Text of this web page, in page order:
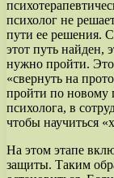
психолог не
пути ее решения.
этот путь найден,
нужно пройти. Это
«свернуть на
пройти по новому
психолога, в
чтобы научиться
На этом этапе
защиты. Таким